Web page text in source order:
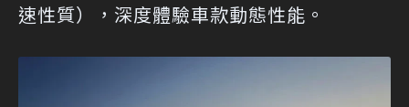
速性質），深度體驗車款動態性能。